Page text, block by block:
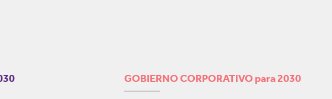
GOBIERNO CORPORATIVO para 2030